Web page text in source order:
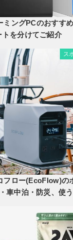
ミングPCのおすす
トを分けてご紹介
ス
フロー(EcoFlow)の
車中泊・防災、使